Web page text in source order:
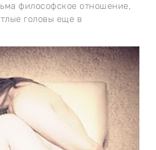
философское отношение,
головы еще в